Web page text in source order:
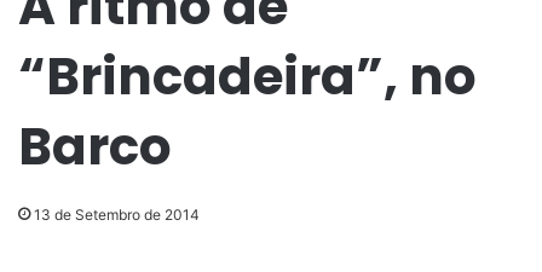
“Brincadeira”, no
Barco
13 de Setembro de 2014